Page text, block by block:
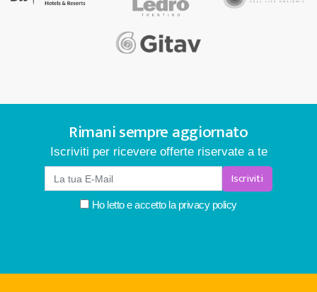
Rimani sempre aggiornato
Iscriviti per ricevere offerte riservate a te
Iscriviti
Ho letto e accetto laprivacy policy